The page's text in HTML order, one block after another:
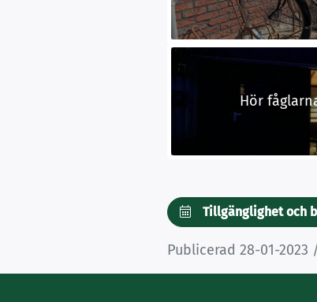
Hör
Tillgänglighet och
Publicerad 28-01-